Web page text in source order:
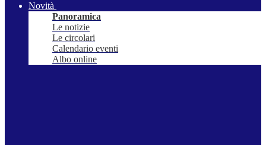
Novità
Panoramica
Le notizie
Le circolari
Calendario eventi
Albo online